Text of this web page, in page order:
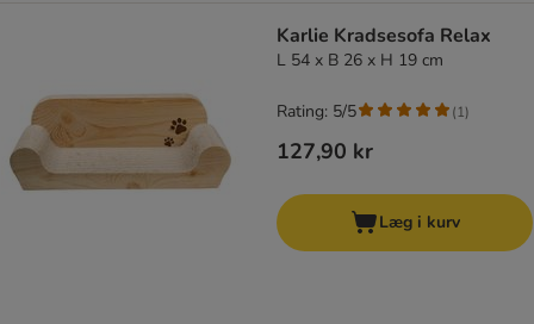
Karlie Kradsesofa Relax
L 54 x B 26 x H 19 cm
127,90 kr
Rating: 5/5 (1)
Læg i kurv